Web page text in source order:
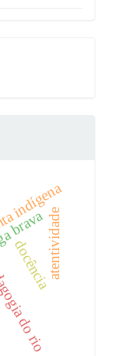
docência
do rio
indígena
atentividade